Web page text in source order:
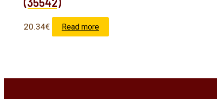
20.34€ Read more